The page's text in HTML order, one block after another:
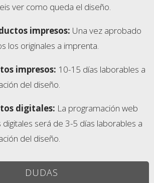
ver como queda el diseño.
impresos: Una vez aprobado
los originales a imprenta.
impresos: 10-15 días laborables a
del diseño.
digitales: La programación web
digitales será de 3-5 días laborables a
del diseño.
DUDAS